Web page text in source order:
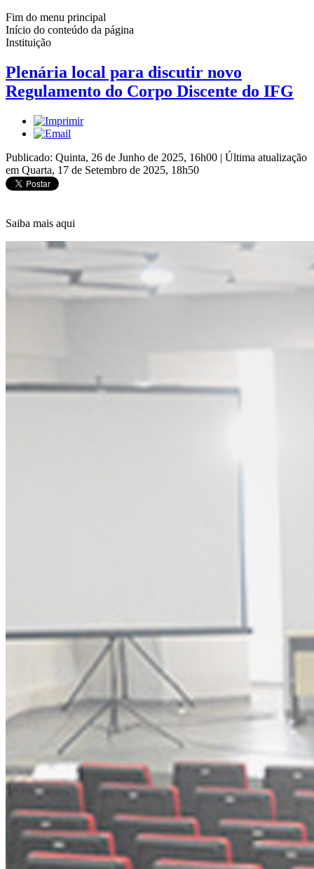
Fim do menu principal
Início do conteúdo da página
Instituição
Plenária local para discutir novo
Regulamento do Corpo Discente do IFG
Publicado: Quinta, 26 de Junho de 2025, 16h00 | Última atualização
em Quarta, 17 de Setembro de 2025, 18h50
Saiba mais aqui